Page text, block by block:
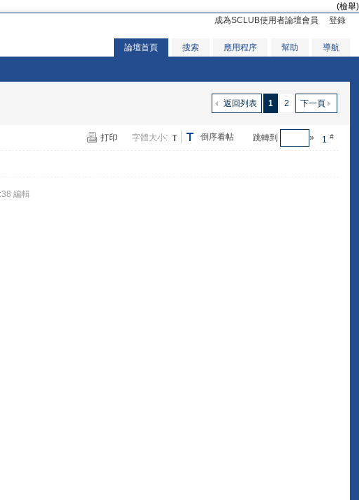
(檢舉)
成為SCLUB使用者論壇會員
登錄
論壇首頁 搜索 應用程序 幫助 導航
1 2 下一頁
返回列表
1 #
跳轉到 »
倒序看帖
打印 字體大小:
編輯